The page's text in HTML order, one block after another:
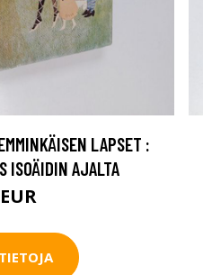
LAPSET :
ISOÄIDIN AJALTA